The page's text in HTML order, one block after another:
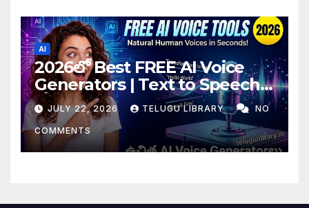
AI
2026లో Best FREE AI Voice
Generators | Text to Speech
కోసం Top 4 AI Tools
JULY 22, 2026 TELUGU LIBRARY NO
COMMENTS